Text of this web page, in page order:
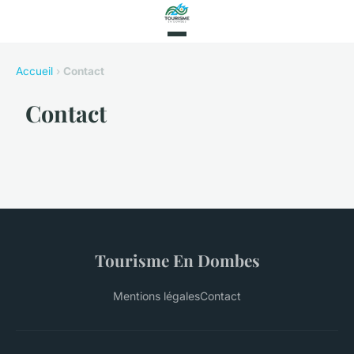
Accueil › Contact
Contact
Tourisme En Dombes
Mentions légalesContact